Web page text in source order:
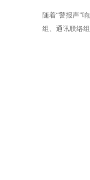
随着“警报声”
组、通讯联络